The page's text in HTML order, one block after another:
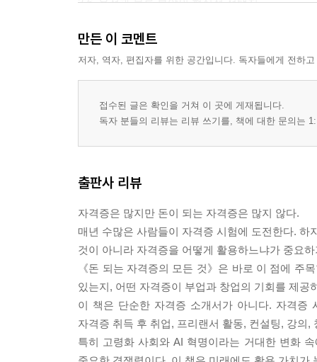
PART 3 · 창업과 프리랜서로 확장되는 자격증
3-1. 창업으로 연결되는 자격증의 비밀
3-4. 교육 분야에서 제2의 직업 만들기
3-6. 월 300만 원을 만드는 수익 구조
PART 4 · AI 시대에도 살아남는 평생 소득 전략
만든 이 코멘트
저자, 역자, 편집자를 위한 공간입니다. 독자들에게 전하
접수된 글은 확인을 거쳐 이 곳에 게재됩니다.
독자 분들의 리뷰는 리뷰 쓰기를, 책에 대한 문의는
출판사 리뷰
자격증은 많지만 돈이 되는 자격증은 많지 않다.
매년 수많은 사람들이 자격증 시험에 도전한다.
것이 아니라 자격증을 어떻게 활용하느냐가 중요
《돈 되는 자격증의 모든 것》은 바로 이 점에 주
있는지, 어떤 자격증이 부업과 창업의 기회를 제공
이 책은 단순한 자격증 소개서가 아니다. 자격증
자격증 취득 후 취업, 프리랜서 활동, 컨설팅, 강의
특히 고령화 사회와 AI 혁명이라는 거대한 변화